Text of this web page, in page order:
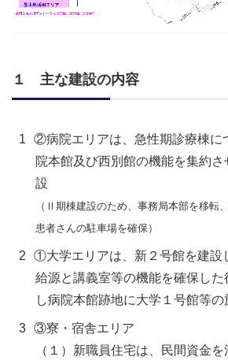
１ 主な建設の内容
②病院エリアは、急性期診療棟に
院本館及び西別館の機能を集約
設
（Ⅱ期棟建設のため、事務局本部を移転
患者さんの駐車場を確保）
①大学エリアは、新２号館を建設
給源と講義室等の機能を確保し
し病院本館跡地に大学１号館等の
③寮・宿舎エリア
（１）新職員住宅は、民間資金